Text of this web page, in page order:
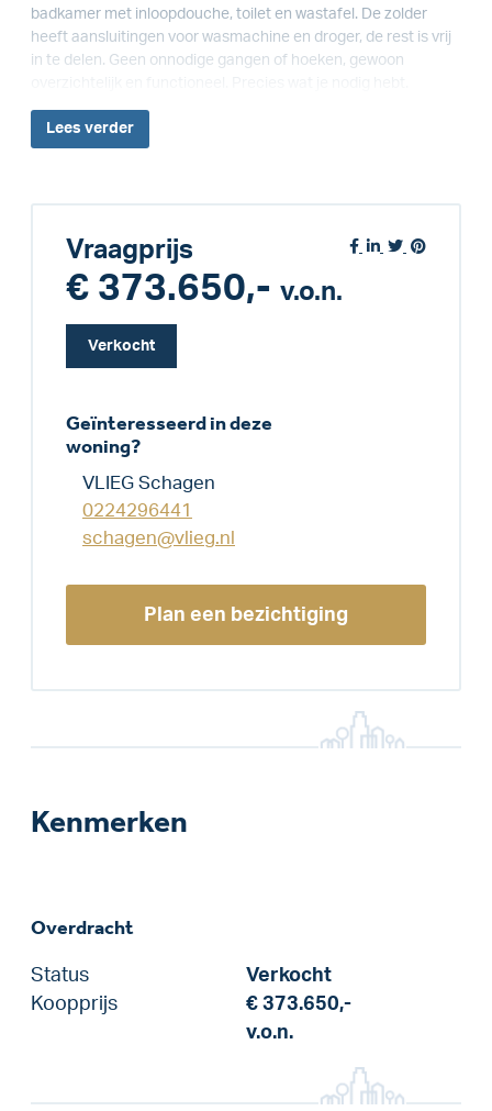
badkamer met inloopdouche, toilet en wastafel. De zolder
heeft aansluitingen voor wasmachine en droger, de rest is vrij
in te delen. Geen onnodige gangen of hoeken, gewoon
Lees verder
Vraagprijs
€ 373.650,- v.o.n.
Verkocht
Geïnteresseerd in deze
woning?
VLIEG Schagen
0224296441
schagen@vlieg.nl
Plan een bezichtiging
Kenmerken
Overdracht
Status
Verkocht
Koopprijs
€ 373.650,-
v.o.n.